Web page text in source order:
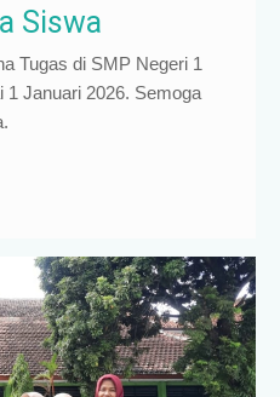
Siswa
Tugas di SMP Negeri 1
1 Januari 2026. Semoga